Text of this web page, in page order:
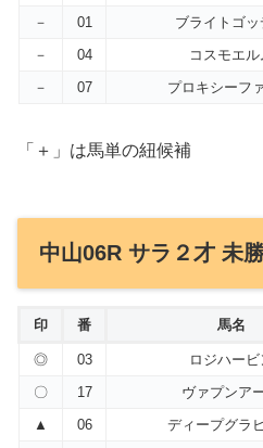
－
01 ブライトゴッ
－
04 コスモエル
－
07 プロキシーフ
「＋」は馬単の紐候補
中山06R サラ２才 未
印 番 馬名
◎ 03 ロジハービ
〇
17 ヴァプンア
▲
06 ディープグラ